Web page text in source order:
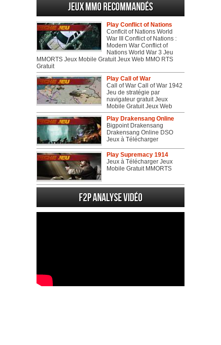
Jeux MMO recommandés
Play Conflict of Nations
Conflcit of Nations World
War III Conflict of Nations :
Modern War Conflict of
Nations World War 3 Jeu
MMORTS Jeux Mobile Gratuit Jeux Web MMO RTS
Gratuit
Play Call of War
Call of War Call of War 1942
Jeu de stratégie par
navigateur gratuit Jeux
Mobile Gratuit Jeux Web
Play Drakensang Online
Bigpoint Drakensang
Drakensang Online DSO
Jeux à Télécharger
Play Supremacy 1914
Jeux à Télécharger Jeux
Mobile Gratuit MMORTS
F2P Analyse vidéo